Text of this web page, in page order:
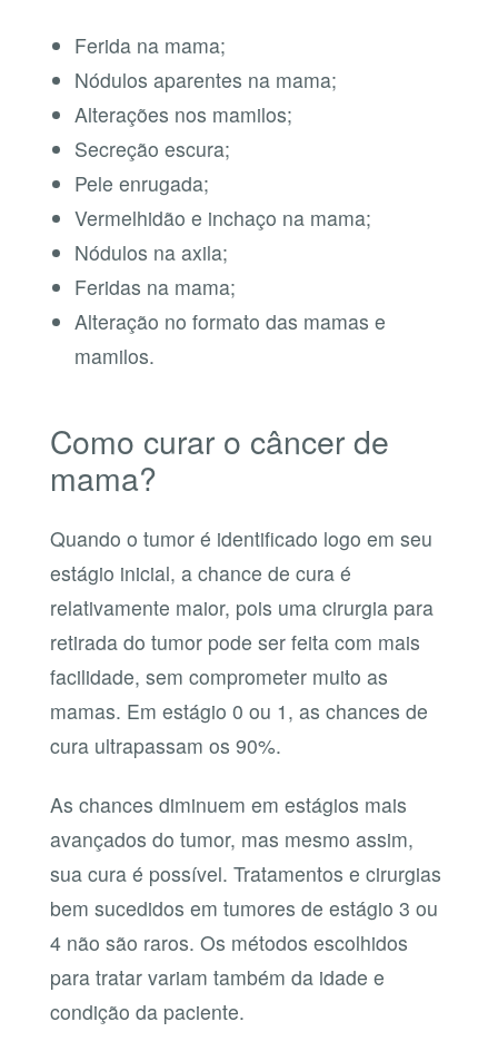
Ferida na mama;
Nódulos aparentes na mama;
Alterações nos mamilos;
Secreção escura;
Pele enrugada;
Vermelhidão e inchaço na mama;
Nódulos na axila;
Feridas na mama;
Alteração no formato das mamas e
mamilos.
Como curar o câncer de
mama?
Quando o tumor é identificado logo em seu
estágio inicial, a chance de cura é
relativamente maior, pois uma cirurgia para
retirada do tumor pode ser feita com mais
facilidade, sem comprometer muito as
mamas. Em estágio 0 ou 1, as chances de
cura ultrapassam os 90%.
As chances diminuem em estágios mais
avançados do tumor, mas mesmo assim,
sua cura é possível. Tratamentos e cirurgias
bem sucedidos em tumores de estágio 3 ou
4 não são raros. Os métodos escolhidos
para tratar variam também da idade e
condição da paciente.